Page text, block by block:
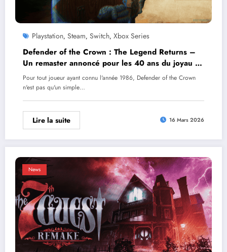
Playstation, Steam, Switch, Xbox Series
Defender of the Crown : The Legend Returns –
Un remaster annoncé pour les 40 ans du joyau de
Cinemaware
Pour tout joueur ayant connu l'année 1986, Defender of the Crown
n'est pas qu'un simple…
Lire la suite 16 Mars 2026
News